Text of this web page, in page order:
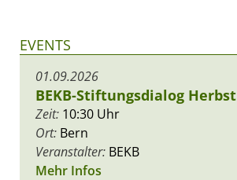
EVENTS
01.09.2026
BEKB-Stiftungsdialog Herbst
Zeit: 10:30 Uhr
Ort: Bern
Veranstalter: BEKB
Mehr Infos